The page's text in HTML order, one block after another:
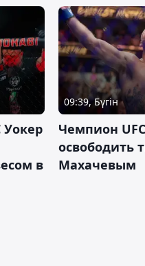
Уокер
в
09:39, Бүгін
Чемпион
освободить
Махачевым